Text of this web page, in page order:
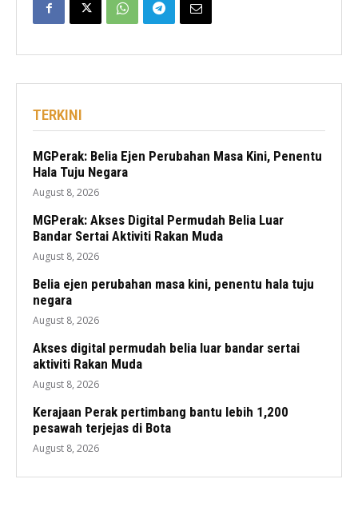
TERKINI
MGPerak: Belia Ejen Perubahan Masa Kini, Penentu
Hala Tuju Negara
August 8, 2026
MGPerak: Akses Digital Permudah Belia Luar
Bandar Sertai Aktiviti Rakan Muda
August 8, 2026
Belia ejen perubahan masa kini, penentu hala tuju
negara
August 8, 2026
Akses digital permudah belia luar bandar sertai
aktiviti Rakan Muda
August 8, 2026
Kerajaan Perak pertimbang bantu lebih 1,200
pesawah terjejas di Bota
August 8, 2026